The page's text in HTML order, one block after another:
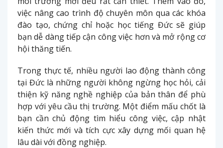
việc nâng cao trình độ chuyên môn qua các khóa
đào tạo, chứng chỉ hoặc học tiếng Đức sẽ giúp
bạn dễ dàng tiếp cận công việc hơn và mở rộng cơ
hội thăng tiến.
Trong thực tế, nhiều người lao động thành công
tại Đức là những người không ngừng học hỏi, cải
thiện kỹ năng nghề nghiệp của bản thân để phù
hợp với yêu cầu thị trường. Một điểm mấu chốt là
bạn cần chủ động tìm hiểu công việc, cập nhật
kiến thức mới và tích cực xây dựng mối quan hệ
lâu dài với đồng nghiệp.